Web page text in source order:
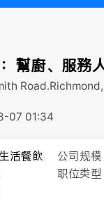
幫廚、服務
Road.Richmond,
07 01:34
活餐飲 公司规模
职位类型